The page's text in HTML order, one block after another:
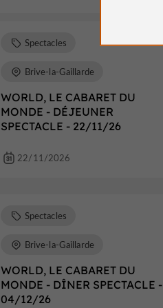
WORLD, LE CABARET DU
MONDE - DÉJEUNER
SPECTACLE - 22/11/26
Spectacles
Brive-la-Gaillarde
22/11/2026
WORLD, LE CABARET DU
MONDE - DÎNER SPECTACLE -
04/12/26
Spectacles
Brive-la-Gaillarde